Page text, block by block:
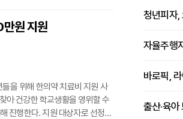
주변 낙엽을 집중적으로 치워 유
는 계양산 10ha와 천마산 5ha
원 지원
을 위해 한의약 치료비 지원 사
아 건강한 학교생활을 영위할 수
진행한다. 지원 대상자로 선정된
청년피자,